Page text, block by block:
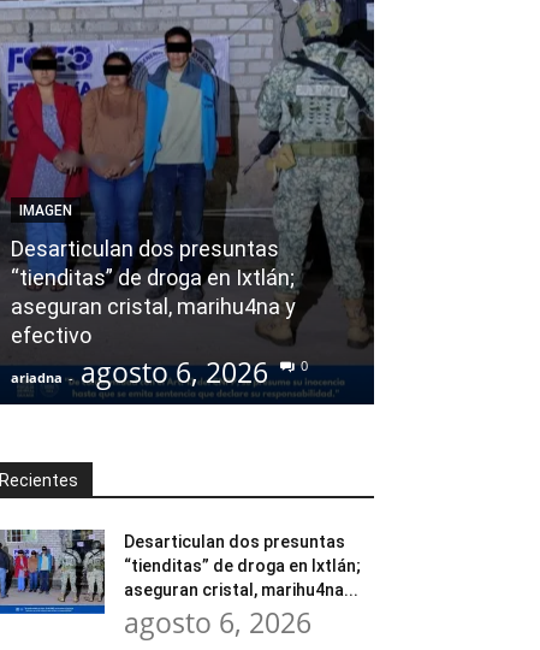
IMAGEN
Desarticulan dos presuntas
“tienditas” de droga en Ixtlán;
aseguran cristal, marihu4na y
efectivo
ariadna - agosto 6, 2026 0
Recientes
Desarticulan dos presuntas
“tienditas” de droga en Ixtlán;
aseguran cristal, marihu4na...
agosto 6, 2026